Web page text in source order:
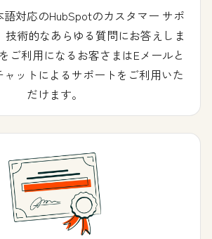
対応のHubSpotのカスタマー サポ
技術的なあらゆる質問にお答えしま
ご利用になるお客さまはEメールと
ットによるサポートをご利用いた
だけます。